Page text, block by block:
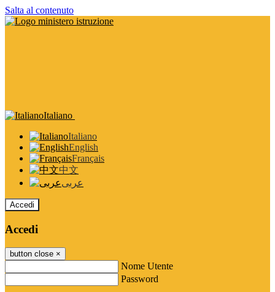
Salta al contenuto
Italiano
Italiano
English
Français
中文
عربى
Accedi
Accedi
button close ×
Nome Utente
Password